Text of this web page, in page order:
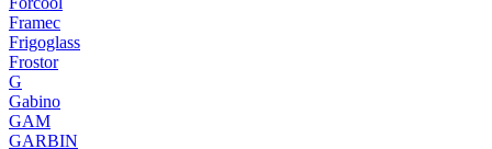
Framec
Frigoglass
Frostor
G
Gabino
GAM
GARBIN